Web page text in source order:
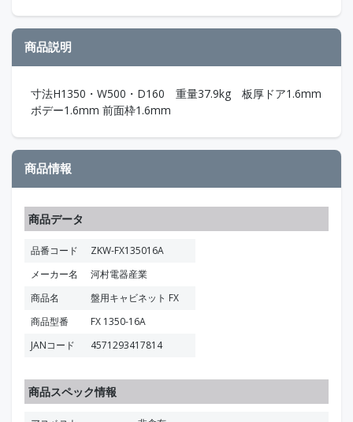
商品説明
寸法H1350・W500・D160 重量37.9kg 板厚ドア1.6mm
ボデー1.6mm 前面枠1.6mm
商品情報
商品データ
品番コード
ZKW-FX135016A
メーカー名
河村電器産業
商品名
盤用キャビネット FX
商品型番
FX 1350-16A
JANコード
4571293417814
商品スペック情報